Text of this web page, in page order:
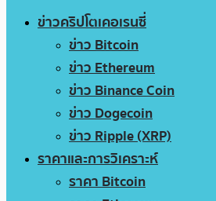
ข่าวคริปโตเคอเรนซี่
ข่าว Bitcoin
ข่าว Ethereum
ข่าว Binance Coin
ข่าว Dogecoin
ข่าว Ripple (XRP)
ราคาและการวิเคราะห์
ราคา Bitcoin